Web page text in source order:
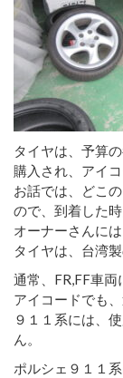
タイヤは、予算
購入され、アイ
お話では、どこ
ので、到着した
オーナーさんに
タイヤは、台湾
通常、FR,FF車両
アイコードでも
９１１系には、
ん。
ポルシェ９１１